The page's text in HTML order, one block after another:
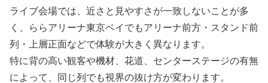
ライブ会場では、近さと見やすさが一致しないことが多
く、ららアリーナ東京ベイでもアリーナ前方・スタンド前
列・上層正面などで体験が大きく異なります。
特に背の高い観客や機材、花道、センターステージの有無
によって、同じ列でも視界の抜け方が変わります。